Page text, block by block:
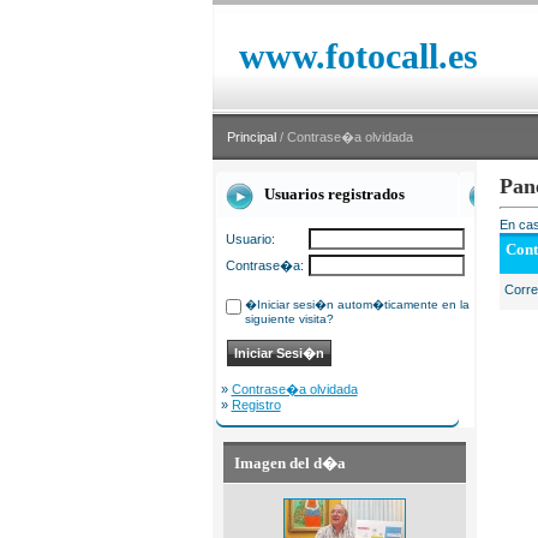
www.fotocall.es
Principal / Contrase�a olvidada
Usuarios registrados
Usuario:
Contrase�a:
�Iniciar sesi�n autom�ticamente en la
siguiente visita?
» Contrase�a olvidada
» Registro
Imagen del d�a
En